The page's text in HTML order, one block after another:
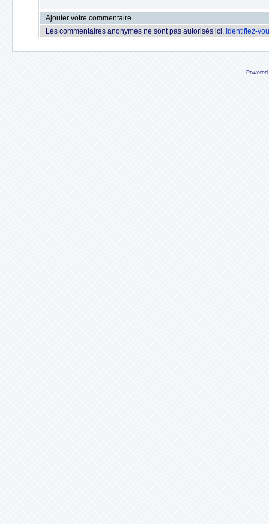
Ajouter votre commentaire
Les commentaires anonymes ne sont pas autorisés ici. Identifiez-